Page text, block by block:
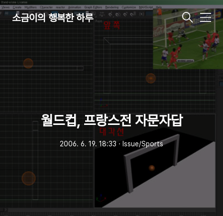
소금이의 행복한 하루
메
뉴
월드컵, 프랑스전 자문자답
2006. 6. 19. 18:33 ㆍ Issue/Sports